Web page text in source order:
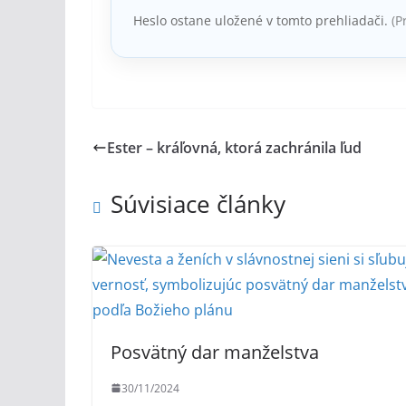
Heslo ostane uložené v tomto prehliadači.
Ester – kráľovná, ktorá zachránila ľud
Súvisiace články
Posvätný dar manželstva
30/11/2024